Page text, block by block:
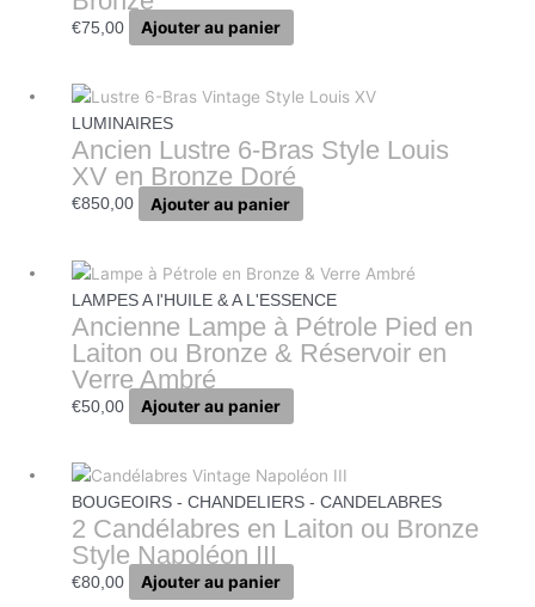
€75,00 Ajouter au panier
LUMINAIRES
Ancien Lustre 6-Bras Style Louis
XV en Bronze Doré
€850,00 Ajouter au panier
LAMPES A l'HUILE & A L'ESSENCE
Ancienne Lampe à Pétrole Pied en
Laiton ou Bronze & Réservoir en
Verre Ambré
€50,00 Ajouter au panier
BOUGEOIRS - CHANDELIERS - CANDELABRES
2 Candélabres en Laiton ou Bronze
Style Napoléon III
€80,00 Ajouter au panier